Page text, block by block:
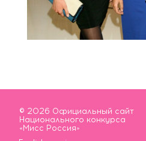
© 2026 Официальный сайт
Национального конкурса
«Мисс Россия»